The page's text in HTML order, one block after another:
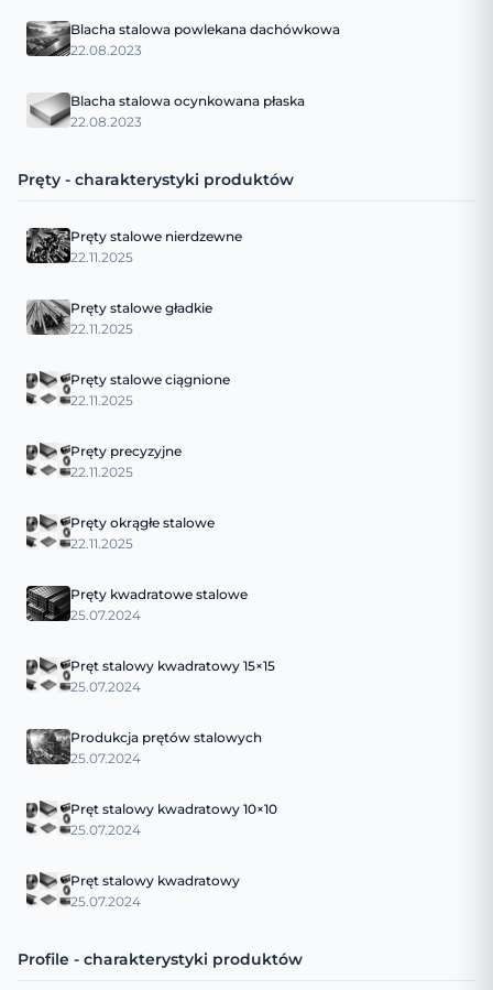
Blacha stalowa powlekana dachówkowa
22.08.2023
Blacha stalowa ocynkowana płaska
22.08.2023
Pręty - charakterystyki produktów
Pręty stalowe nierdzewne
22.11.2025
Pręty stalowe gładkie
22.11.2025
Pręty stalowe ciągnione
22.11.2025
Pręty precyzyjne
22.11.2025
Pręty okrągłe stalowe
22.11.2025
Pręty kwadratowe stalowe
25.07.2024
Pręt stalowy kwadratowy 15×15
25.07.2024
Produkcja prętów stalowych
25.07.2024
Pręt stalowy kwadratowy 10×10
25.07.2024
Pręt stalowy kwadratowy
25.07.2024
Profile - charakterystyki produktów